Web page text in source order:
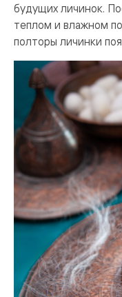
будущих личинок.
теплом и влажном
полторы личинки